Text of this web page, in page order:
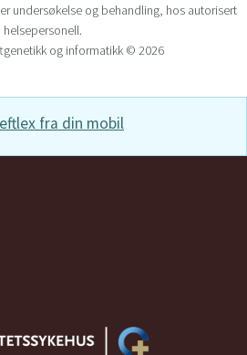
undersøkelse og behandling, hos autorisert
helsepersonell.
og informatikk © 2026
fra din mobil